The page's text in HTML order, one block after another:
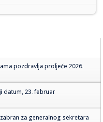
pozdravlja proljeće 2026.
datum, 23. februar
za generalnog sekretara